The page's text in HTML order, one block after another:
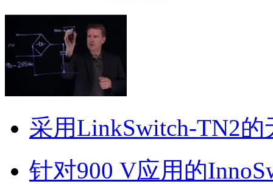
采用LinkSwitch-TN2
针对900 V应用的